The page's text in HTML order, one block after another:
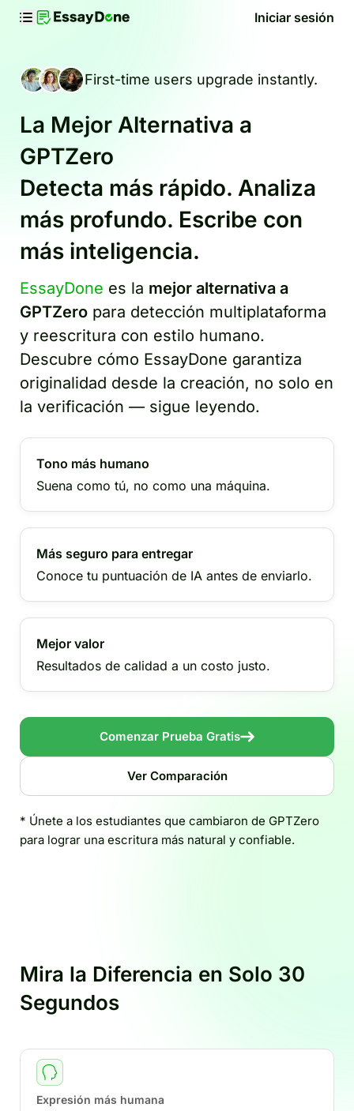
Iniciar sesión
First-time users upgrade instantly.
La Mejor Alternativa a
GPTZero
Detecta más rápido. Analiza
más profundo. Escribe con
más inteligencia.
EssayDone es la mejor alternativa a
GPTZero para detección multiplataforma
y reescritura con estilo humano.
Descubre cómo EssayDone garantiza
originalidad desde la creación, no solo en
la verificación — sigue leyendo.
Tono más humano
Suena como tú, no como una máquina.
Más seguro para entregar
Conoce tu puntuación de IA antes de enviarlo.
Mejor valor
Resultados de calidad a un costo justo.
Comenzar Prueba Gratis
Ver Comparación
* Únete a los estudiantes que cambiaron de GPTZero
para lograr una escritura más natural y confiable.
Mira la Diferencia en Solo 30
Segundos
Expresión más humana